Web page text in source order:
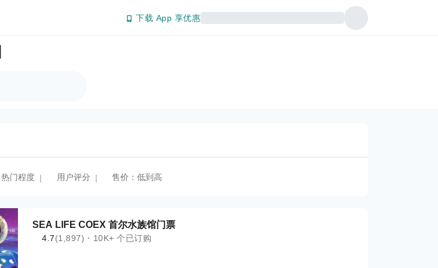
下载 App 享优惠
热门程度 | 用户评分 | 售价：低到高
SEA LIFE COEX 首尔水族馆门票
4.7(1,897)・10K+ 个已订购